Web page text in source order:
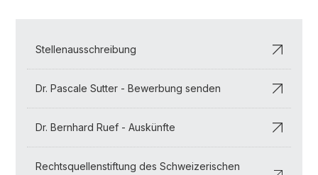
Stellenausschreibung
Dr. Pascale Sutter - Bewerbung senden
Dr. Bernhard Ruef - Auskünfte
Rechtsquellenstiftung des Schweizerischen